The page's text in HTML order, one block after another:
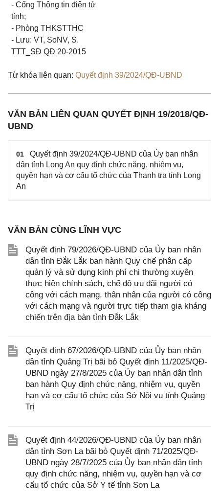
- Cổng Thông tin điện tử
tỉnh;
- Phòng THKSTTHC
- Lưu: VT, SoNV, S.
TTT_SĐ QĐ 20-2015
Từ khóa liên quan: Quyết định 39/2024/QĐ-UBND
VĂN BẢN LIÊN QUAN QUYẾT ĐỊNH 19/2018/QĐ-
UBND
01
Quyết định 39/2024/QĐ-UBND của Ủy ban nhân
dân tỉnh Long An quy định chức năng, nhiệm vụ,
quyền hạn và cơ cấu tổ chức của Thanh tra tỉnh Long
An
VĂN BẢN CÙNG LĨNH VỰC
Quyết định 79/2026/QĐ-UBND của Ủy ban nhân
dân tỉnh Đắk Lắk ban hành Quy chế phân cấp
quản lý và sử dụng kinh phí chi thường xuyên
thực hiện chính sách, chế độ ưu đãi người có
công với cách mạng, thân nhân của người có công
với cách mạng và người trực tiếp tham gia kháng
chiến trên địa bàn tỉnh Đắk Lắk
Quyết định 67/2026/QĐ-UBND của Ủy ban nhân
dân tỉnh Quảng Trị bãi bỏ Quyết định 11/2025/QĐ-
UBND ngày 27/8/2025 của Ủy ban nhân dân tỉnh
ban hành Quy định chức năng, nhiệm vụ, quyền
hạn và cơ cấu tổ chức của Sở Nội vụ tỉnh Quảng
Trị
Quyết định 44/2026/QĐ-UBND của Ủy ban nhân
dân tỉnh Sơn La bãi bỏ Quyết định 71/2025/QĐ-
UBND ngày 28/7/2025 của Ủy ban nhân dân tỉnh
quy định chức năng, nhiệm vụ, quyền hạn và cơ
cấu tổ chức của Sở Y tế tỉnh Sơn La